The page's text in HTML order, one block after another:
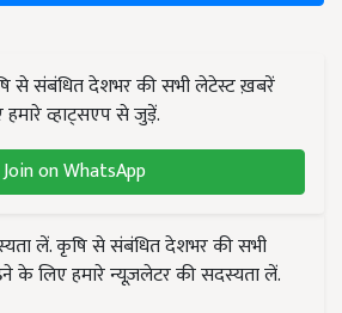
से संबंधित देशभर की सभी लेटेस्ट ख़बरें
व्हाट्सएप से जुड़ें.
Join on WhatsApp
लें. कृषि से संबंधित देशभर की सभी
के लिए हमारे न्यूज़लेटर की सदस्यता लें.